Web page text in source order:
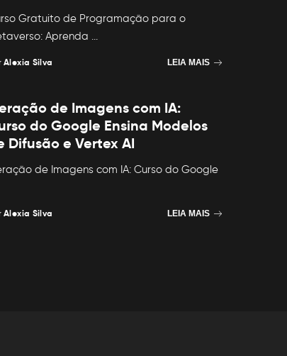
Gratuito de Programação para o
Aprenda ...
Alexia Silva LEIA MAIS
de Imagens com IA:
do Google Ensina Modelos
Difusão e Vertex AI
de Imagens com IA: Curso do Google
Alexia Silva LEIA MAIS